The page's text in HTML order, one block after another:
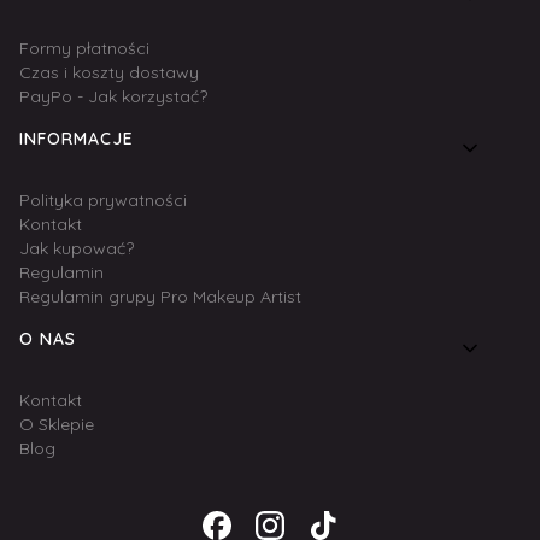
Formy płatności
Czas i koszty dostawy
PayPo - Jak korzystać?
INFORMACJE
Polityka prywatności
Kontakt
Jak kupować?
Regulamin
Regulamin grupy Pro Makeup Artist
O NAS
Kontakt
O Sklepie
Blog